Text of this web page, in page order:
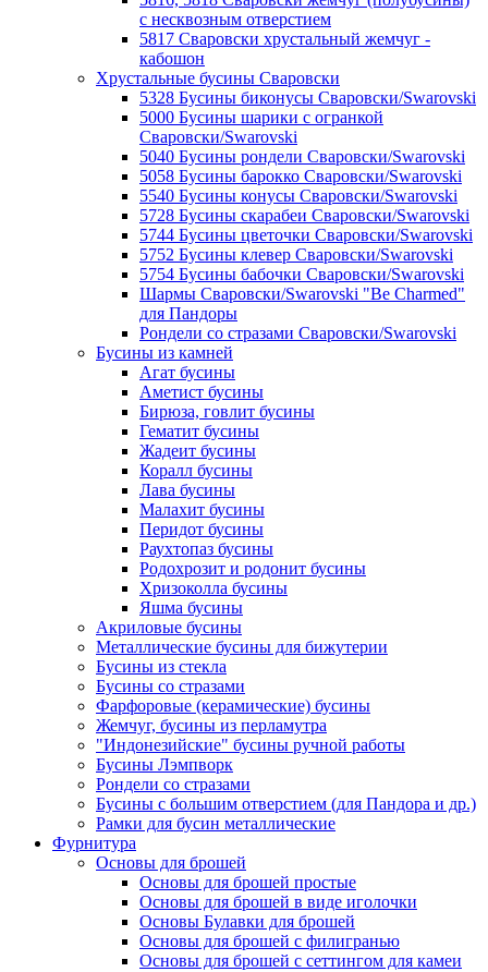
с несквозным отверстием
5817 Сваровски хрустальный жемчуг -
кабошон
Хрустальные бусины Сваровски
5328 Бусины биконусы Сваровски/Swarovski
5000 Бусины шарики с огранкой
Сваровски/Swarovski
5040 Бусины рондели Сваровски/Swarovski
5058 Бусины барокко Сваровски/Swarovski
5540 Бусины конусы Сваровски/Swarovski
5728 Бусины скарабеи Сваровски/Swarovski
5744 Бусины цветочки Сваровски/Swarovski
5752 Бусины клевер Сваровски/Swarovski
5754 Бусины бабочки Сваровски/Swarovski
Шармы Сваровски/Swarovski "Be Charmed"
для Пандоры
Рондели со стразами Сваровски/Swarovski
Бусины из камней
Агат бусины
Аметист бусины
Бирюза, говлит бусины
Гематит бусины
Жадеит бусины
Коралл бусины
Лава бусины
Малахит бусины
Перидот бусины
Раухтопаз бусины
Родохрозит и родонит бусины
Хризоколла бусины
Яшма бусины
Акриловые бусины
Металлические бусины для бижутерии
Бусины из стекла
Бусины со стразами
Фарфоровые (керамические) бусины
Жемчуг, бусины из перламутра
"Индонезийские" бусины ручной работы
Бусины Лэмпворк
Рондели со стразами
Бусины с большим отверстием (для Пандора и др.)
Рамки для бусин металлические
Фурнитура
Основы для брошей
Основы для брошей простые
Основы для брошей в виде иголочки
Основы Булавки для брошей
Основы для брошей с филигранью
Основы для брошей с сеттингом для камеи